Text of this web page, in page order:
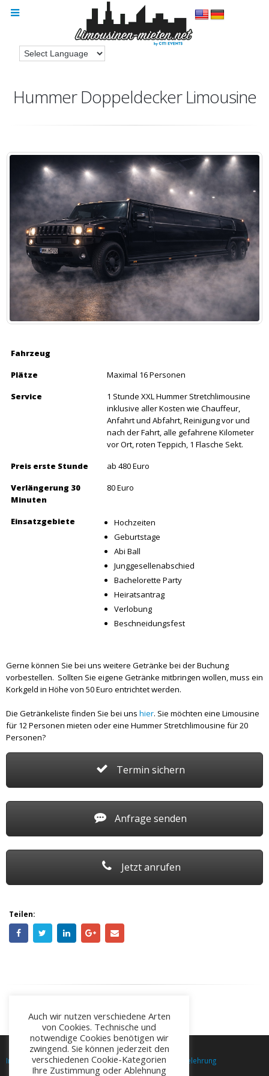
Hummer Doppeldecker Limousine
Fahrzeug
Plätze
Maximal 16 Personen
Service
1 Stunde XXL Hummer Stretchlimousine
inklusive aller Kosten wie Chauffeur,
Anfahrt und Abfahrt, Reinigung vor und
nach der Fahrt, alle gefahrene Kilometer
vor Ort, roten Teppich, 1 Flasche Sekt.
Preis erste Stunde
ab 480 Euro
Verlängerung 30
Minuten
80 Euro
Einsatzgebiete
Hochzeiten
Geburtstage
Abi Ball
Junggesellenabschied
Bachelorette Party
Heiratsantrag
Verlobung
Beschneidungsfest
Gerne können Sie bei uns weitere Getränke bei der Buchung
vorbestellen. Sollten Sie eigene Getränke mitbringen wollen, muss ein
Korkgeld in Höhe von 50 Euro entrichtet werden.
Die Getränkeliste finden Sie bei uns hier. Sie möchten eine Limousine
für 12 Personen mieten oder eine Hummer Stretchlimousine für 20
Personen?
Termin sichern
Anfrage senden
Jetzt anrufen
Teilen:
Impressum Datenschutz AGB Widerrufsbelehrung
Auch wir nutzen verschiedene Arten
von Cookies. Technische und
notwendige Cookies benötigen wir
zwingend. Sie können jederzeit den
verschiedenen Cookie-Kategorien
Ihre Zustimmung oder Ablehnung